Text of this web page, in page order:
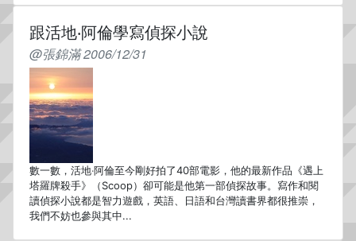
跟活地‧阿倫學寫偵探小說
@張錦滿 2006/12/31
數一數，活地‧阿倫至今剛好拍了40部電影，他的最新作品《遇上
塔羅牌殺手》（Scoop）卻可能是他第一部偵探故事。寫作和閱
讀偵探小說都是智力遊戲，英語、日語和台灣讀書界都很推崇，
我們不妨也參與其中...